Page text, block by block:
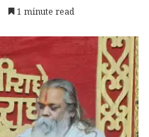
1 minute read